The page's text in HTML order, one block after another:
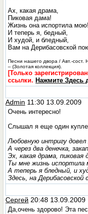
Ах, какая драма,
Пиковая дама!
Жизнь она испортила мою!
И теперь я, бедный,
И худой, и бледный,
Вам на Дерибасовской
Песни нашего двора / Авт.-
– (Золотая коллекция).
[Только
ссылки. Нажмите Здесь
Admin 11:30 13.09.2009
Очень интересно!
Слышал я еще один
Любовную интригу довел
А через два денечка,
Эх, какая драма, пиковая
Ты мне жизнь испортила
А теперь я бледный, и
Здесь, на Дерибасовской
Сергей 20:48 13.09.2009
Да,очень здорово! Эта